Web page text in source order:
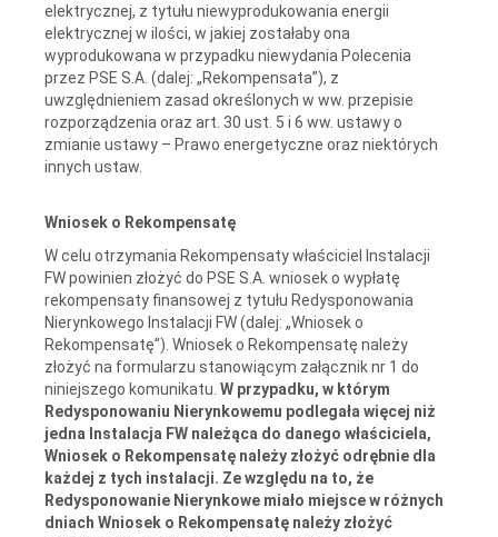
elektrycznej, z tytułu niewyprodukowania energii
elektrycznej w ilości, w jakiej zostałaby ona
wyprodukowana w przypadku niewydania Polecenia
przez PSE S.A. (dalej: „Rekompensata”), z
uwzględnieniem zasad określonych w ww. przepisie
rozporządzenia oraz art. 30 ust. 5 i 6 ww. ustawy o
zmianie ustawy – Prawo energetyczne oraz niektórych
innych ustaw.
Wniosek o Rekompensatę
W celu otrzymania Rekompensaty właściciel Instalacji
FW powinien złożyć do PSE S.A. wniosek o wypłatę
rekompensaty finansowej z tytułu Redysponowania
Nierynkowego Instalacji FW (dalej: „Wniosek o
Rekompensatę”). Wniosek o Rekompensatę należy
złożyć na formularzu stanowiącym załącznik nr 1 do
niniejszego komunikatu. W przypadku, w którym
Redysponowaniu Nierynkowemu podlegała więcej niż
jedna Instalacja FW należąca do danego właściciela,
Wniosek o Rekompensatę należy złożyć odrębnie dla
każdej z tych instalacji. Ze względu na to, że
Redysponowanie Nierynkowe miało miejsce w różnych
dniach Wniosek o Rekompensatę należy złożyć